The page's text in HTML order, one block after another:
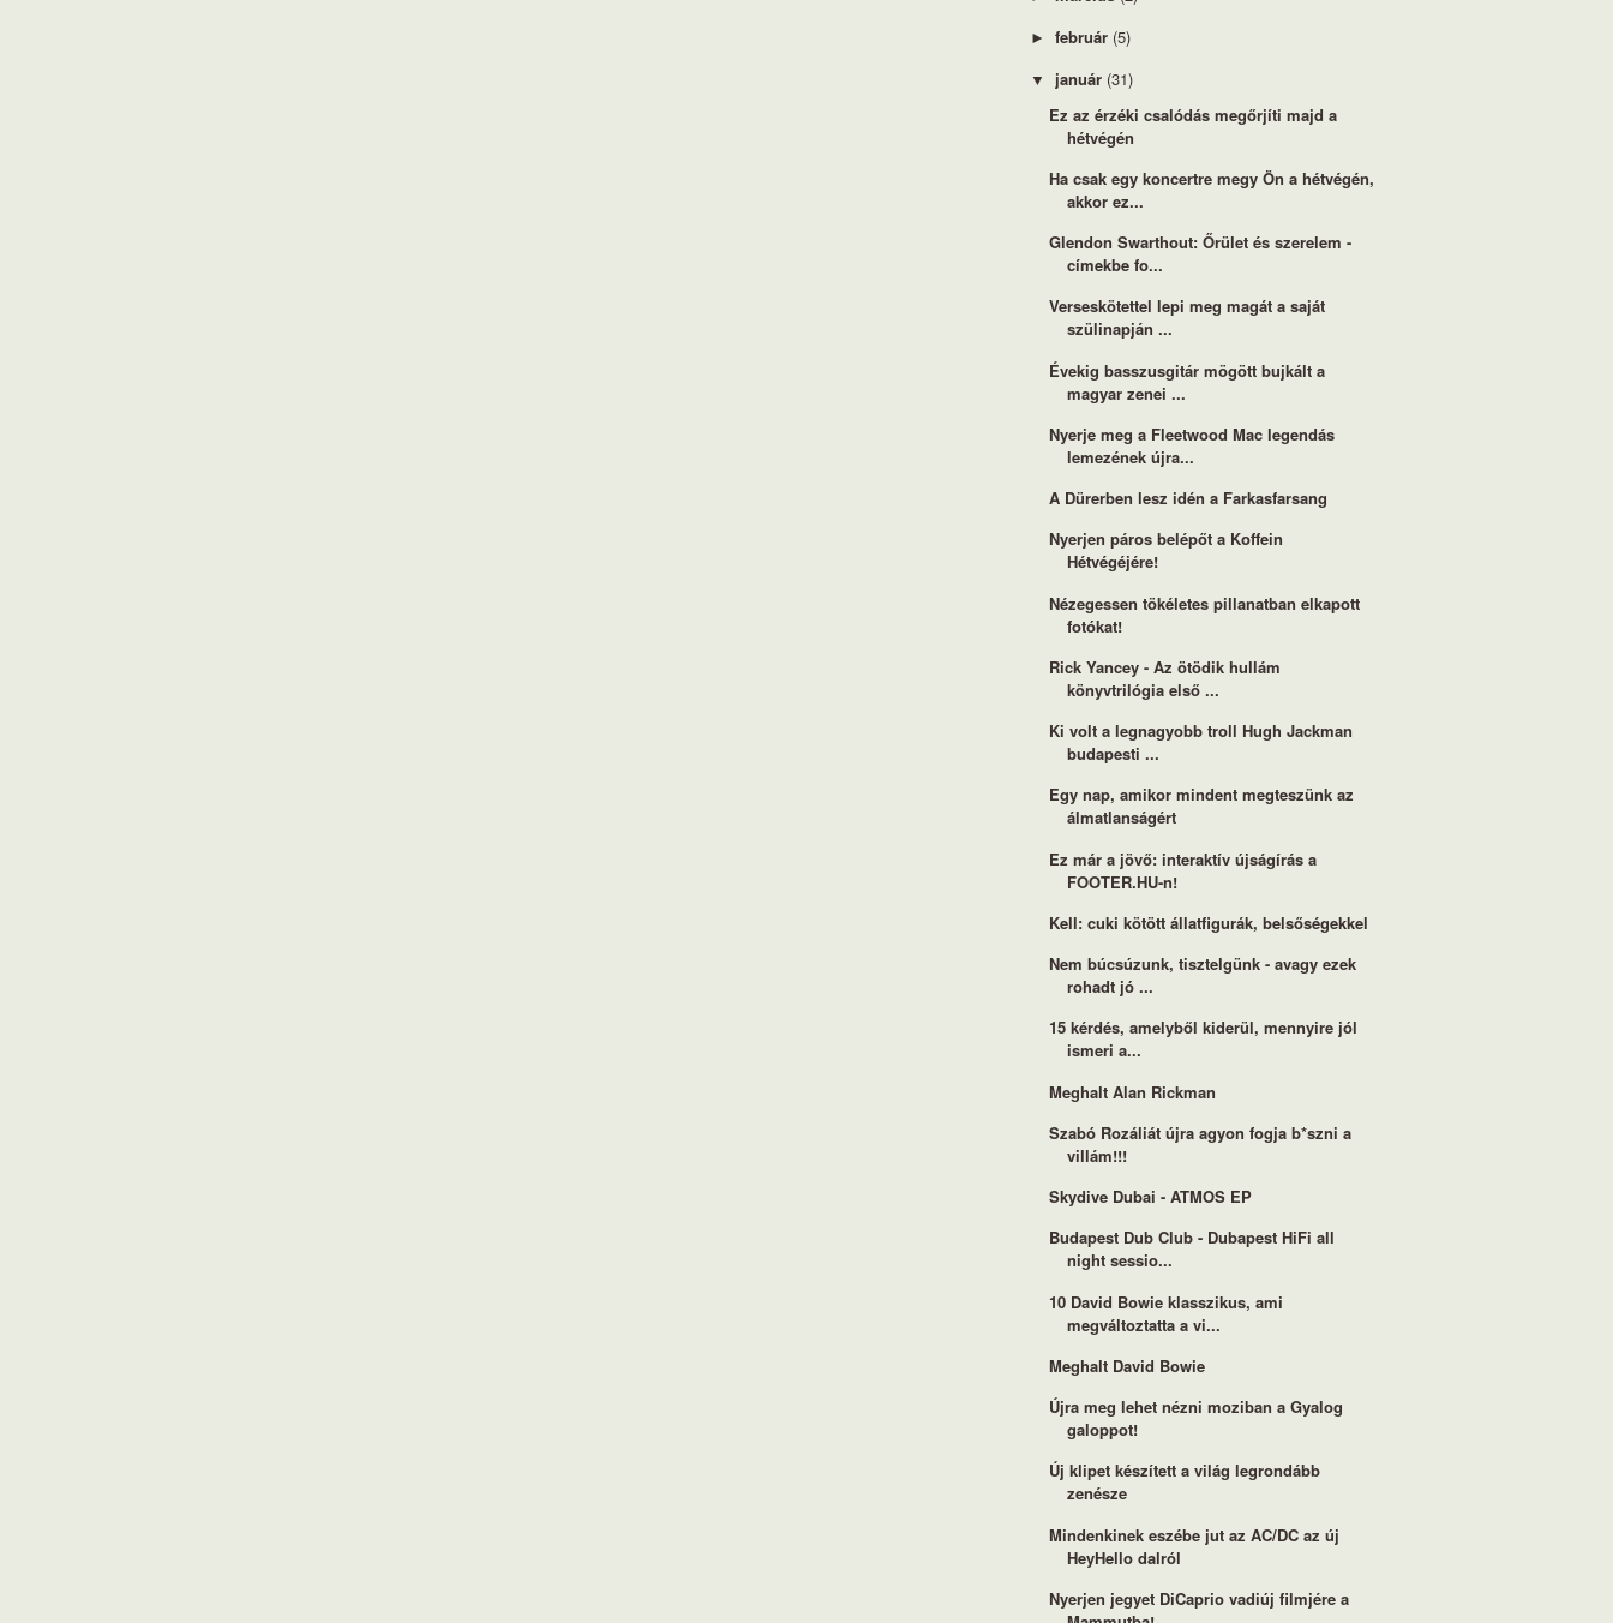
► február (5)
▼ január (31)
Ez az érzéki csalódás megőrjíti majd a
hétvégén
Ha csak egy koncertre megy Ön a hétvégén,
akkor ez...
Glendon Swarthout: Őrület és szerelem -
címekbe fo...
Verseskötettel lepi meg magát a saját
szülinapján ...
Évekig basszusgitár mögött bujkált a
magyar zenei ...
Nyerje meg a Fleetwood Mac legendás
lemezének újra...
A Dürerben lesz idén a Farkasfarsang
Nyerjen páros belépőt a Koffein
Hétvégéjére!
Nézegessen tökéletes pillanatban elkapott
fotókat!
Rick Yancey - Az ötödik hullám
könyvtrilógia első ...
Ki volt a legnagyobb troll Hugh Jackman
budapesti ...
Egy nap, amikor mindent megteszünk az
álmatlanságért
Ez már a jövő: interaktív újságírás a
FOOTER.HU-n!
Kell: cuki kötött állatfigurák, belsőségekkel
Nem búcsúzunk, tisztelgünk - avagy ezek
rohadt jó ...
15 kérdés, amelyből kiderül, mennyire jól
ismeri a...
Meghalt Alan Rickman
Szabó Rozáliát újra agyon fogja b*szni a
villám!!!
Skydive Dubai - ATMOS EP
Budapest Dub Club - Dubapest HiFi all
night sessio...
10 David Bowie klasszikus, ami
megváltoztatta a vi...
Meghalt David Bowie
Újra meg lehet nézni moziban a Gyalog
galoppot!
Új klipet készített a világ legrondább
zenésze
Mindenkinek eszébe jut az AC/DC az új
HeyHello dalról
Nyerjen jegyet DiCaprio vadiúj filmjére a